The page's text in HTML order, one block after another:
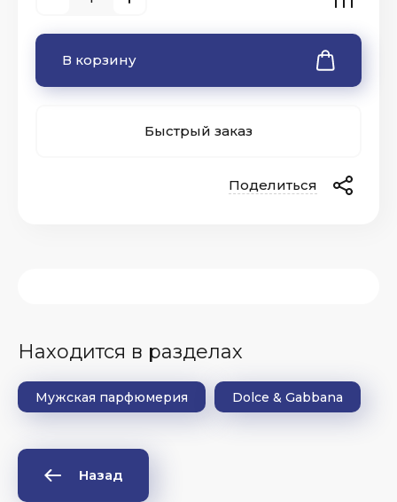
В корзину
Быстрый заказ
Поделиться
Находится в разделах
Мужская парфюмерия Dolce & Gabbana
Назад